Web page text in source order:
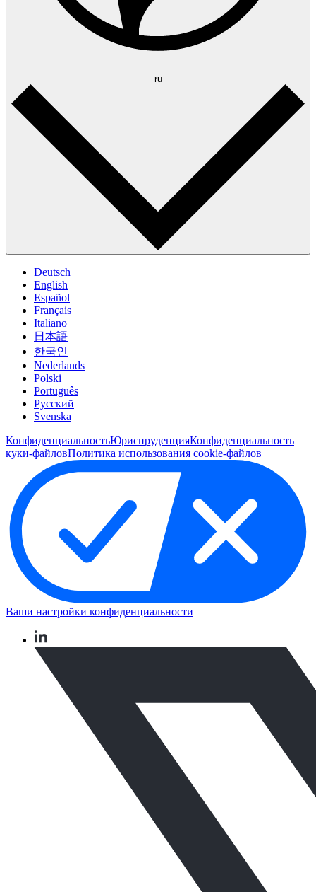
ru
Deutsch
English
Español
Français
Italiano
日本語
한국인
Nederlands
Polski
Português
Pусский
Svenska
КонфиденциальностьЮриспруденцияКонфиденциальность
куки-файловПолитика использования cookie-файлов
Ваши настройки конфиденциальности